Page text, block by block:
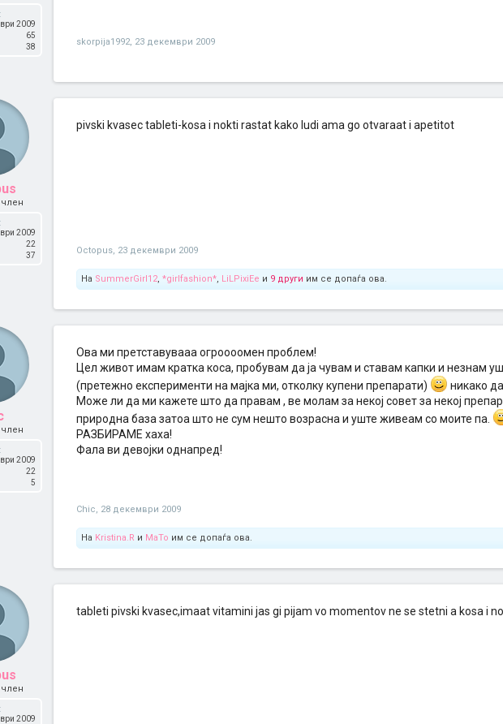
2009
65
38 skorpija1992, 23 декември 2009
член
2009
22
37
pivski kvasec tableti-kosa i nokti rastat kako ludi ama go otvaraat i apetitot
Octopus, 23 декември 2009
На SummerGirl12, *girlfashion*, LiLPixiEe и 9 други им се допаѓа ова.
член
2009
22
5
Ова ми претставувааа огроооомен проблем!
Цел живот имам кратка коса, пробувам да ја чувам и ставам капки и незнам
(претежно експерименти на мајка ми, отколку купени препарати)
никако
Може ли да ми кажете што да правам , ве молам за некој совет за некој
природна база затоа што не сум нешто возрасна и уште живеам со моите па.
РАЗБИРАМЕ хаха!
Фала ви девојки однапред!
Chic, 28 декември 2009
На Kristina.R и MaTo им се допаѓа ова.
член
2009
tableti pivski kvasec,imaat vitamini jas gi pijam vo momentov ne se stetni a kosa i